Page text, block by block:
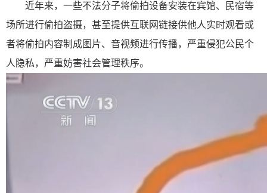
近年来，一些不法分子将偷拍设备安装在宾馆、民宿等
场所进行偷拍盗摄，甚至提供互联网链接供他人实时观看或
者将偷拍内容制成图片、音视频进行传播，严重侵犯公民个
人隐私，严重妨害社会管理秩序。